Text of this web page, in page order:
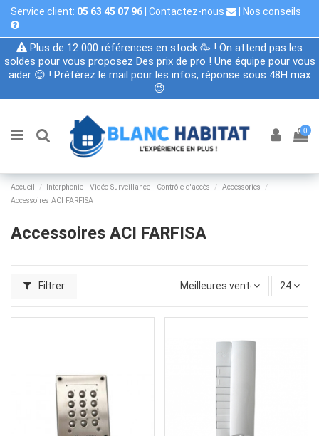
Service client: 05 63 45 07 96 Contactez-nous Nos conseils
Plus de 12 000 références en stock 🥳 ! On attend pas les
soldes pour vous proposez Des prix de pro ! Une équipe pour vous
aider 😊 ! Préférez le mail pour les infos, réponse sous 48H max
😉
0
Accueil Interphonie - Vidéo Surveillance - Contrôle d'accès
Accessories
Accessoires ACI FARFISA
Accessoires ACI FARFISA
Filtrer Meilleures ventes 24